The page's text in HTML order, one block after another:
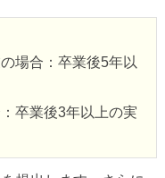
場合：卒業後5年以
卒業後3年以上の実